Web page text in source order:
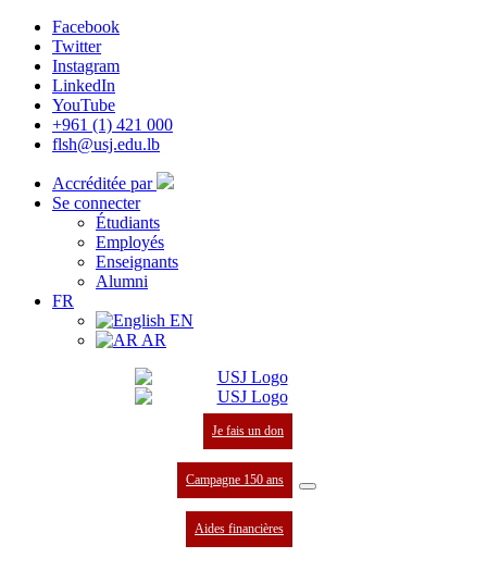
Facebook
Twitter
Instagram
LinkedIn
YouTube
+961 (1) 421 000
flsh@usj.edu.lb
Accréditée par
Se connecter
Étudiants
Employés
Enseignants
Alumni
FR
EN
AR
Je fais un don
Campagne 150 ans
Aides financières